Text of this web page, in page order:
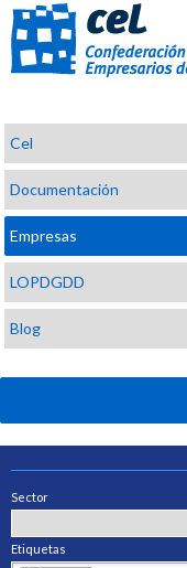
Confederación
de
Empresarios
de
Lugo
Cel
Documentación
Empresas
LOPDGDD
Blog
Sector
Etiquetas